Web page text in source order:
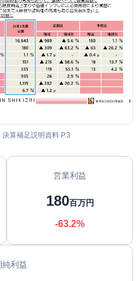
算補足説明資料 P.3
営業利益
180百万円
-63.2%
純利益